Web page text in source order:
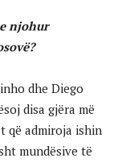
njohur
dhe Diego
disa gjëra më
që admiroja ishin
mundësive të